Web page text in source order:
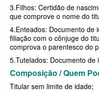
TRASMONTANO PLANO DE
UNIHOSP PLANO DE SAÚDE
UNIMED CENTRAL PLANO
UNIMED GUARULHOS
GARANTIA GS PLANO
GNDI PLANO DE SAÚDE
INTERCLINICAS PLANO DE
KIPP PLANO DE SAÚDE
MEDICAL HEALTH PLANO
3.Filhos: Certidão de
que comprove o nome do
4.Enteados: Documento de
filiação com o cônjuge do
comprova o parentesco do
5.Tutelados: Documento
Composição / Quem
Titular sem limite de idade;